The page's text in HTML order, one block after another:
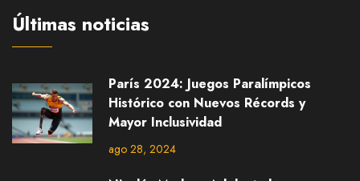
Últimas noticias
París 2024: Juegos Paralímpicos
Histórico con Nuevos Récords y
Mayor Inclusividad
ago 28, 2024